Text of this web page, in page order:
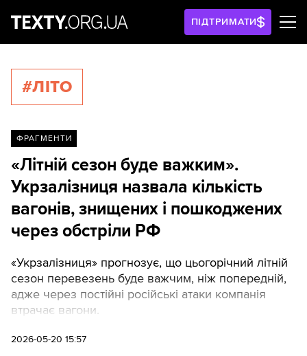
ПІДТРИМАТИ
#ЛІТО
ФРАГМЕНТИ
«Літній сезон буде важким».
Укрзалізниця назвала кількість
вагонів, знищених і пошкоджених
через обстріли РФ
«Укрзалізниця» прогнозує, що цьогорічний літній
сезон перевезень буде важчим, ніж попередній,
адже через постійні російські атаки компанія
втрачає вагони.
2026-05-20 15:57